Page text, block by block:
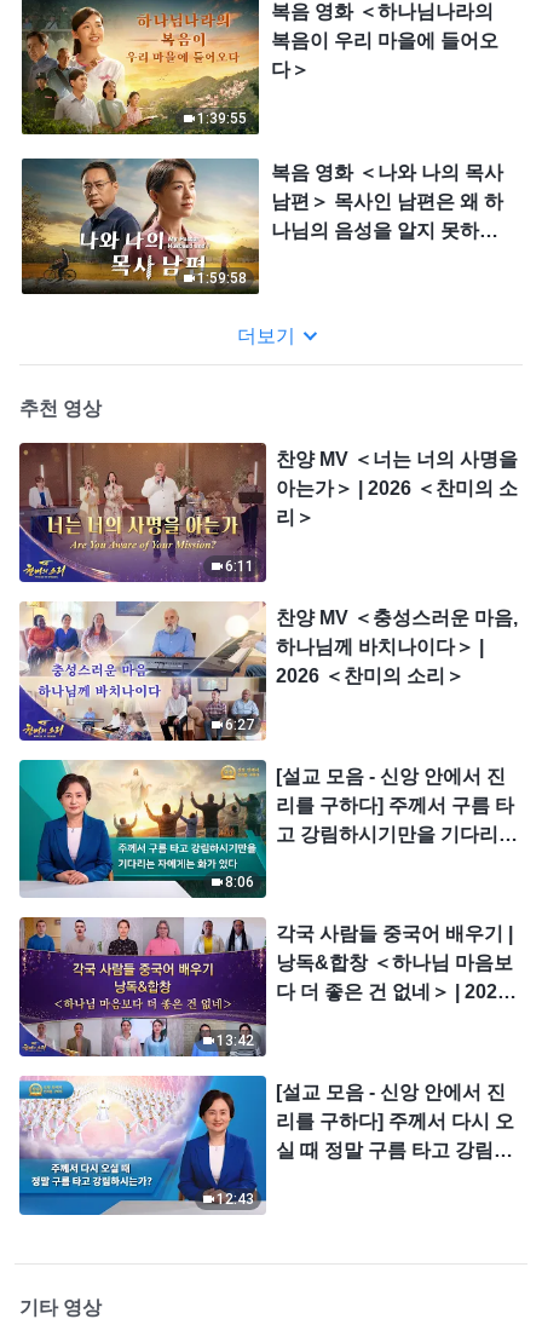
1:39:55
복음 영화 ＜하나님나라의
복음이 우리 마을에 들어오
다＞
1:59:58
복음 영화 ＜나와 나의 목사
남편＞ 목사인 남편은 왜 하
나님의 음성을 알지 못하는
더보기
추천 영상
6:11
찬양 MV ＜너는 너의 사명을
아는가＞ | 2026 ＜찬미의 소
리＞
6:27
찬양 MV ＜충성스러운 마음,
하나님께 바치나이다＞ |
2026 ＜찬미의 소리＞
8:06
[설교 모음 - 신앙 안에서 진
리를 구하다] 주께서 구름 타
고 강림하시기만을 기다리는
13:42
각국 사람들 중국어 배우기 |
낭독&합창 ＜하나님 마음보
다 더 좋은 건 없네＞ | 2026
12:43
[설교 모음 - 신앙 안에서 진
리를 구하다] 주께서 다시 오
실 때 정말 구름 타고 강림하
기타 영상